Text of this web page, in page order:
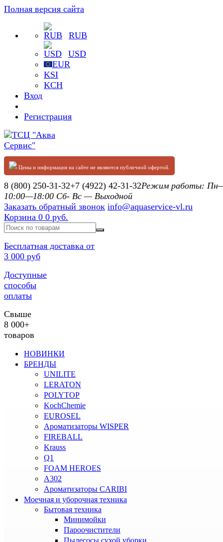
Полная версия сайта
RUB
USD
EUR
KSI
KCH
Вход
Регистрация
Цены и информация на сайте не являются публичной офертой.
8 (800) 250-31-32+7 (4922) 42-31-32Режим работы:
10:00—18:00 Сб- Вс — Выходной
Заказать обратный звонок info@aquaservice-vl.ru
Корзина 0 0 руб.
Бесплатная доставка от
3 000 руб
Доступные
способы
оплаты
Свыше
8 000+
товаров
НОВИНКИ
БРЕНДЫ
UNILITE
LERATON
POLYTOP
KochChemie
EUROSEL
Ароматизаторы WISPER
FIREBALL
Krauss
Q1
FOAM HEROES
A302
Ароматизаторы CARIBI
Моечная и уборочная техника
Бытовая техника
Минимойки
Пароочистители